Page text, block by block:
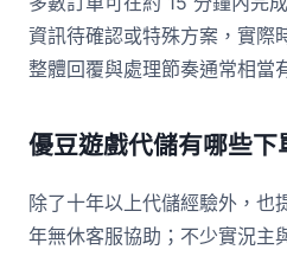
資訊待確認或特殊方案，實際
整體回覆與處理節奏通常相當
優豆遊戲代儲有哪些下
除了十年以上代儲經驗外，也
年無休客服協助；不少實況主